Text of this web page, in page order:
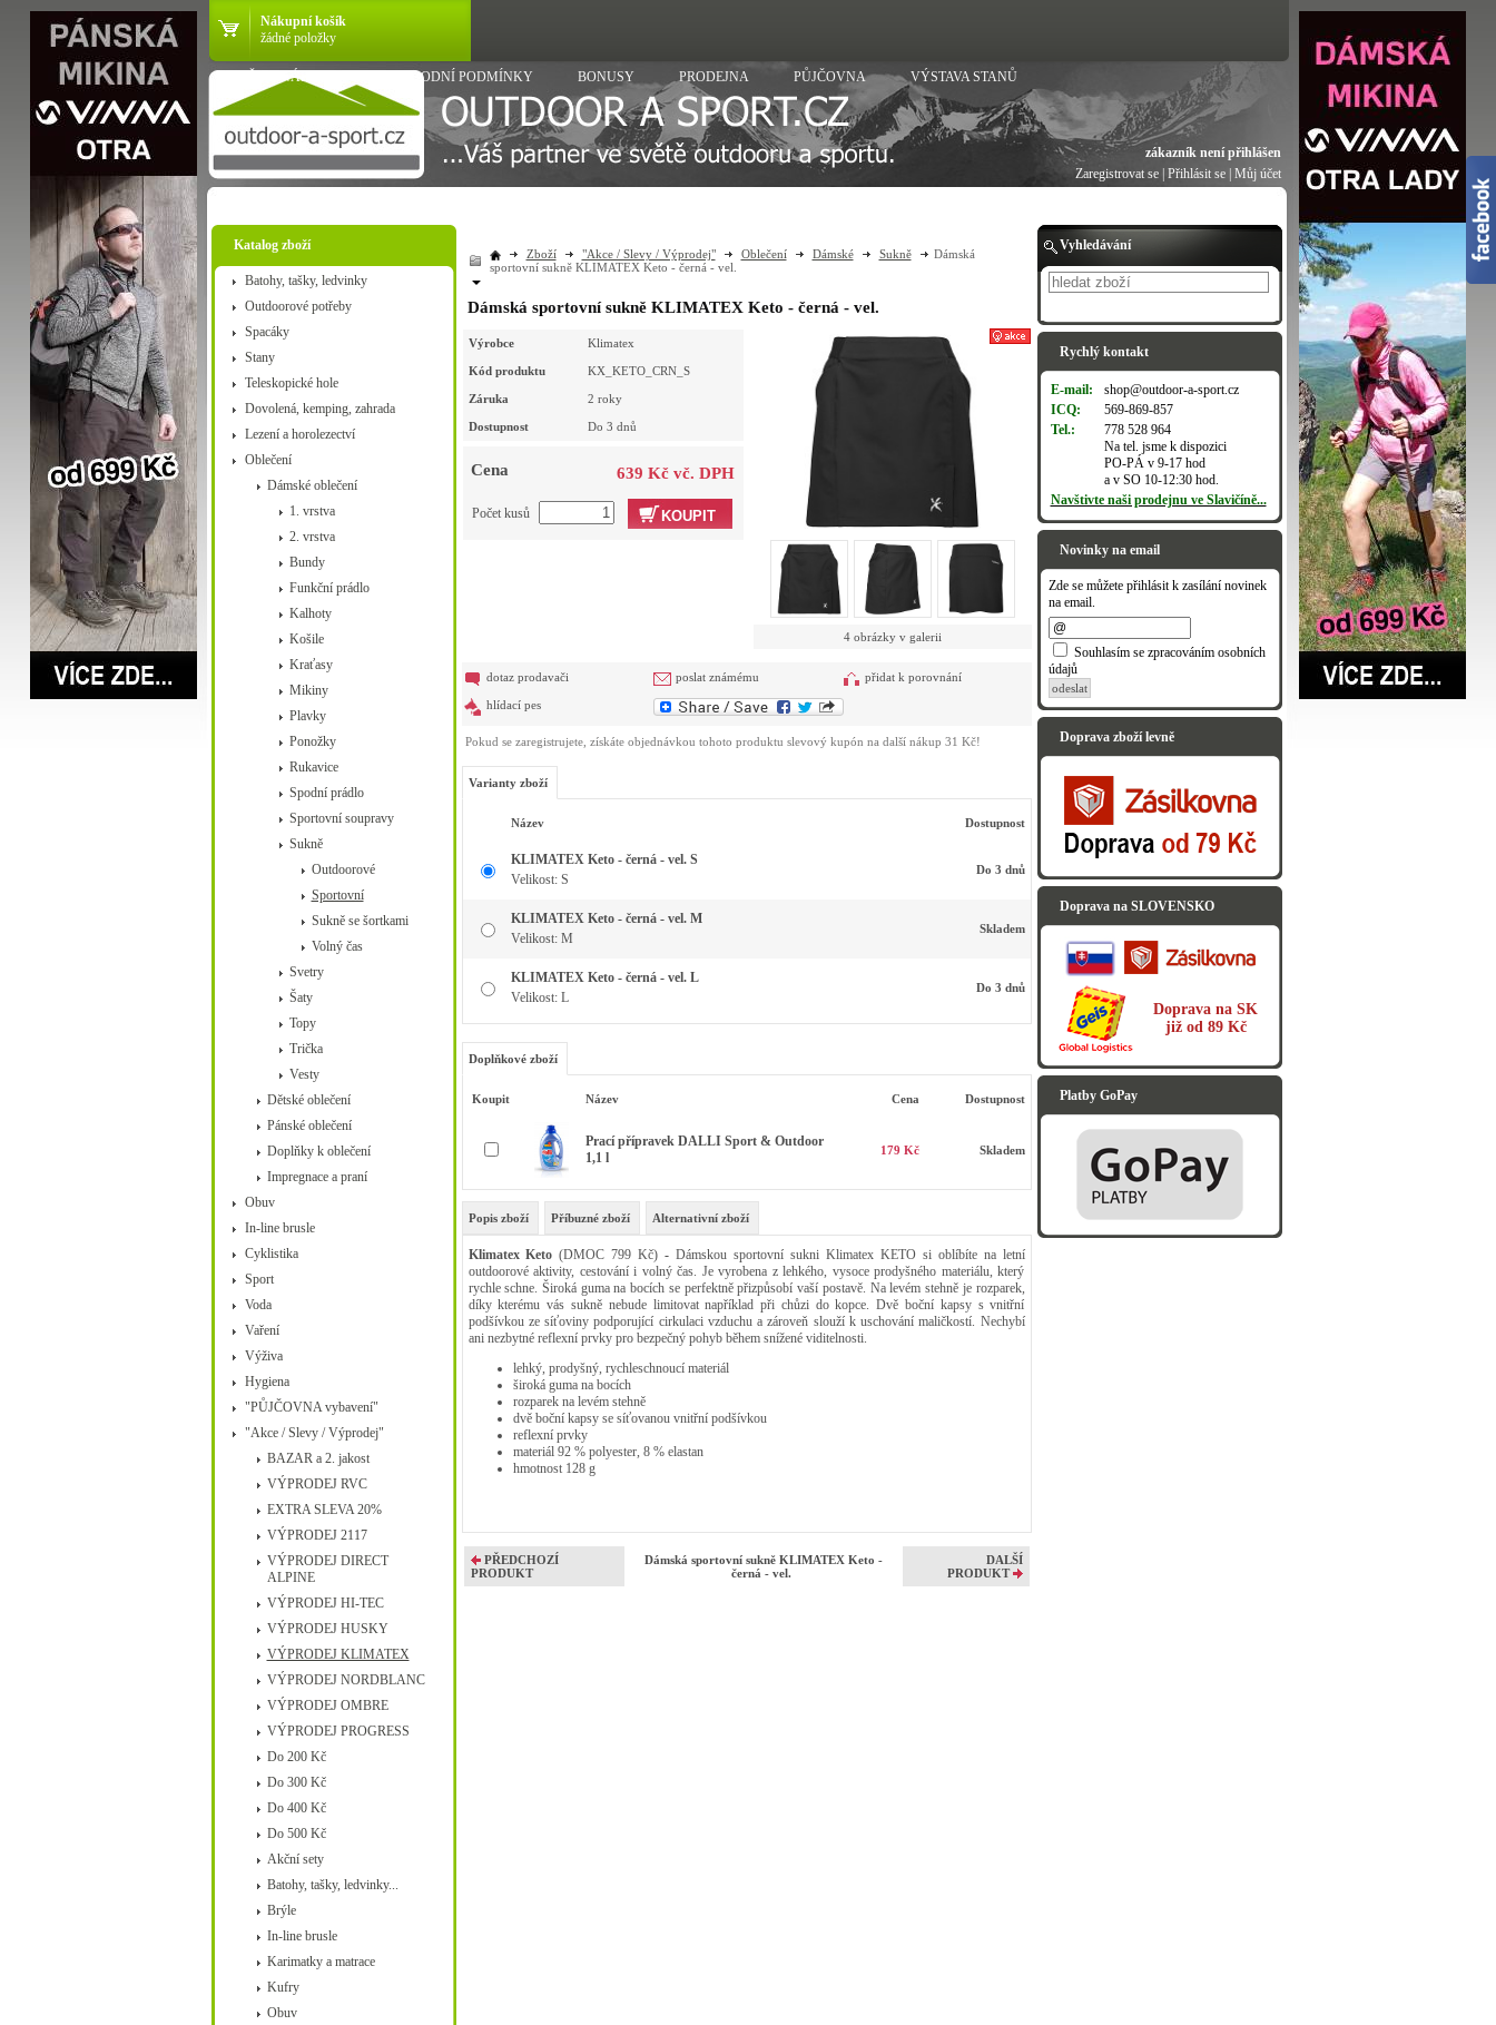
Nákupní košík
žádné položky
VŠE O NÁKUPU OBCHODNÍ PODMÍNKY BONUSY PRODEJNA PŮJČOVNA VÝSTAVA STANŮ
zákazník není přihlášen
Zaregistrovat se| Přihlásit se| Můj účet
Katalog zboží
Batohy, tašky, ledvinky
Outdoorové potřeby
Spacáky
Stany
Teleskopické hole
Dovolená, kemping, zahrada
Lezení a horolezectví
Oblečení
Dámské oblečení
1. vrstva
2. vrstva
Bundy
Funkční prádlo
Kalhoty
Košile
Kraťasy
Mikiny
Plavky
Ponožky
Rukavice
Spodní prádlo
Sportovní soupravy
Sukně
Outdoorové
Sportovní
Sukně se šortkami
Volný čas
Svetry
Šaty
Topy
Trička
Vesty
Dětské oblečení
Pánské oblečení
Doplňky k oblečení
Impregnace a praní
Obuv
In-line brusle
Cyklistika
Sport
Voda
Vaření
Výživa
Hygiena
"PŮJČOVNA vybavení"
"Akce / Slevy / Výprodej"
BAZAR a 2. jakost
VÝPRODEJ RVC
EXTRA SLEVA 20%
VÝPRODEJ 2117
VÝPRODEJ DIRECT
ALPINE
VÝPRODEJ HI-TEC
VÝPRODEJ HUSKY
VÝPRODEJ KLIMATEX
VÝPRODEJ NORDBLANC
VÝPRODEJ OMBRE
VÝPRODEJ PROGRESS
Do 200 Kč
Do 300 Kč
Do 400 Kč
Do 500 Kč
Akční sety
Batohy, tašky, ledvinky...
Brýle
In-line brusle
Karimatky a matrace
Kufry
Obuv
Zboží "Akce / Slevy / Výprodej" Oblečení Dámské Sukně
Dámská
sportovní sukně KLIMATEX Keto - černá - vel.
Dámská sportovní sukně KLIMATEX Keto - černá - vel.
Výrobce Klimatex
Kód produktu KX_KETO_CRN_S
Záruka 2 roky
Dostupnost Do 3 dnů
Cena 639 Kč vč. DPH
KOUPIT
Počet kusů
4 obrázky v galerii
dotaz prodavači poslat známému přidat k porovnání
hlídací pes
Pokud se zaregistrujete, získáte objednávkou tohoto produktu slevový kupón na další nákup 31 Kč!
Varianty zboží
Název Dostupnost
KLIMATEX Keto - černá - vel. S
Velikost: S
Do 3 dnů
KLIMATEX Keto - černá - vel. M
Velikost: M
Skladem
KLIMATEX Keto - černá - vel. L
Velikost: L
Do 3 dnů
Doplňkové zboží
Koupit Název Cena Dostupnost
Prací přípravek DALLI Sport & Outdoor
1,1 l
179 Kč Skladem
Popis zboží Příbuzné zboží Alternativní zboží
Klimatex Keto(DMOC 799 Kč)-Dámskou sportovní sukni Klimatex KETO si oblíbíte na letní
outdoorové aktivity, cestování i volný čas. Je vyrobena z lehkého, vysoce prodyšného materiálu, který
rychle schne. Široká guma na bocích se perfektně přizpůsobí vaší postavě. Na levém stehně je rozparek,
díky kterému vás sukně nebude limitovat například při chůzi do kopce. Dvě boční kapsy s vnitřní
podšívkou ze síťoviny podporující cirkulaci vzduchu a zároveň slouží k uschování maličkostí. Nechybí
ani nezbytné reflexní prvky pro bezpečný pohyb během snížené viditelnosti.
lehký, prodyšný, rychleschnoucí materiál
široká guma na bocích
rozparek na levém stehně
dvě boční kapsy se síťovanou vnitřní podšívkou
reflexní prvky
materiál 92 % polyester, 8 % elastan
hmotnost 128 g
PŘEDCHOZÍ
PRODUKT
Dámská sportovní sukně KLIMATEX Keto -
černá - vel.
DALŠÍ
PRODUKT
Vyhledávání
Rychlý kontakt
E-mail:
shop@outdoor-a-sport.cz
ICQ:
569-869-857
Tel.:
778 528 964
Na tel. jsme k dispozici
PO-PÁ v 9-17 hod
a v SO 10-12:30 hod.
Navštivte naši prodejnu ve Slavičíně...
Novinky na email
Zde se můžete přihlásit k zasílání novinek
na email.
Souhlasím se zpracováním osobních
údajů
odeslat
Doprava zboží levně
Doprava na SLOVENSKO
Doprava na SK
již od 89 Kč
Platby GoPay